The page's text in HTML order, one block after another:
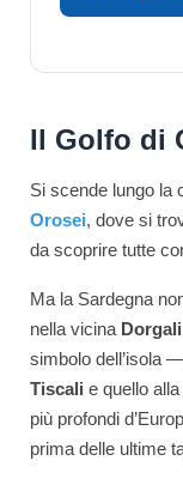
Il Golfo di
Si scende lungo la
Orosei, dove si
da scoprire tutte
Ma la Sardegna
nella vicina Dorgali
simbolo dell’isola
Tiscali e quello alla
più profondi
prima delle ultime